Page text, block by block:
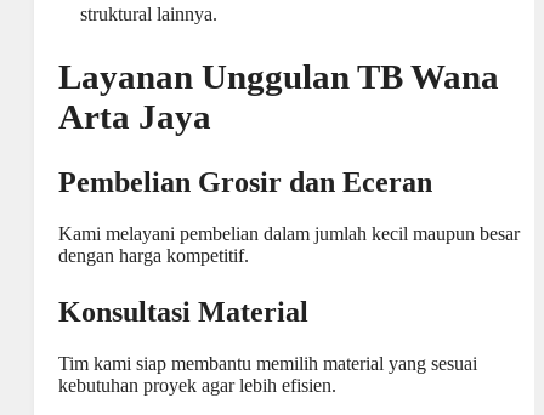
struktural lainnya.
Layanan Unggulan TB Wana
Arta Jaya
Pembelian Grosir dan Eceran
Kami melayani pembelian dalam jumlah kecil maupun besar
dengan harga kompetitif.
Konsultasi Material
Tim kami siap membantu memilih material yang sesuai
kebutuhan proyek agar lebih efisien.